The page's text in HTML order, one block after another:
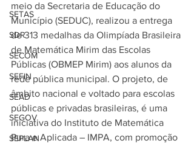
SETAS
SDR
SECOM
SEFIN
SEAD
SEGOV
SEPLAN
meio da Secretaria de Educação do
Município (SEDUC), realizou a entrega
de 313 medalhas da Olimpíada Brasileira
de Matemática Mirim das Escolas
Públicas (OBMEP Mirim) aos alunos da
rede pública municipal. O projeto, de
âmbito nacional e voltado para escolas
públicas e privadas brasileiras, é uma
iniciativa do Instituto de Matemática
Pura e Aplicada – IMPA, com promoção